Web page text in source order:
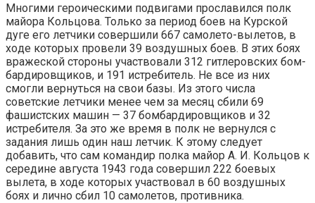
Многими героическими подвигами прославился полк
майора Кольцова. Только за период боев на Курской
дуге его летчики совершили 667 самолето-вылетов, в
хо­де которых провели 39 воздушных боев. В этих боях
вражеской стороны участвовали 312 гитлеровских бом­
бардировщиков, и 191 истребитель. Не все из них
смогли вернуться на свои базы. Из этого числа
советские летчики менее чем за месяц сбили 69
фашистских машин — 37 бомбардировщиков и 32
истребителя. За это же время в полк не вернулся с
задания лишь один наш летчик. К этому следует
добавить, что сам командир полка майор А. И. Кольцов к
середине августа 1943 го­да совершил 222 боевых
вылета, в ходе которых уча­ствовал в 60 воздушных
боях и лично сбил 10 самолетов, противника.